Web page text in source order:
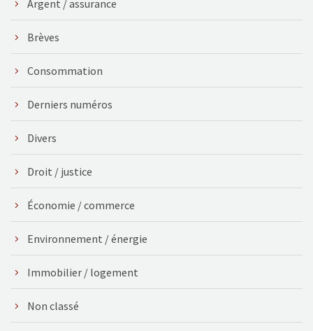
Argent / assurance
Brèves
Consommation
Derniers numéros
Divers
Droit / justice
Économie / commerce
Environnement / énergie
Immobilier / logement
Non classé